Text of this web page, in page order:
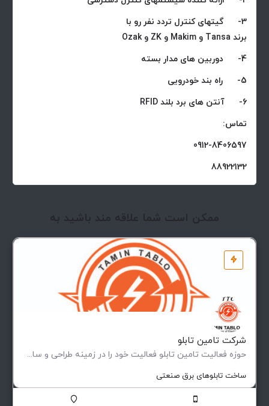
3- گیتهای کنترل تردد نفر رو با
برند Tansa و Makim و ZK و Ozak
4- دوربین های مدار بسته
5- راه بند خودرویی
6- آنتن های برد بلند RFID
تماس:
0912-8406597
88922132
ممکن است شما علاقه مند باشید به
شرکت تامین تابلو
حوزه فعالیت تامین تابلو فعاليت خود را در زمينه طراحی و ساخت انواع تابلوهای فشار ضعيف و متوسط (فيكس و كشويی)…
ساخت تابلوهای برق صنعتی